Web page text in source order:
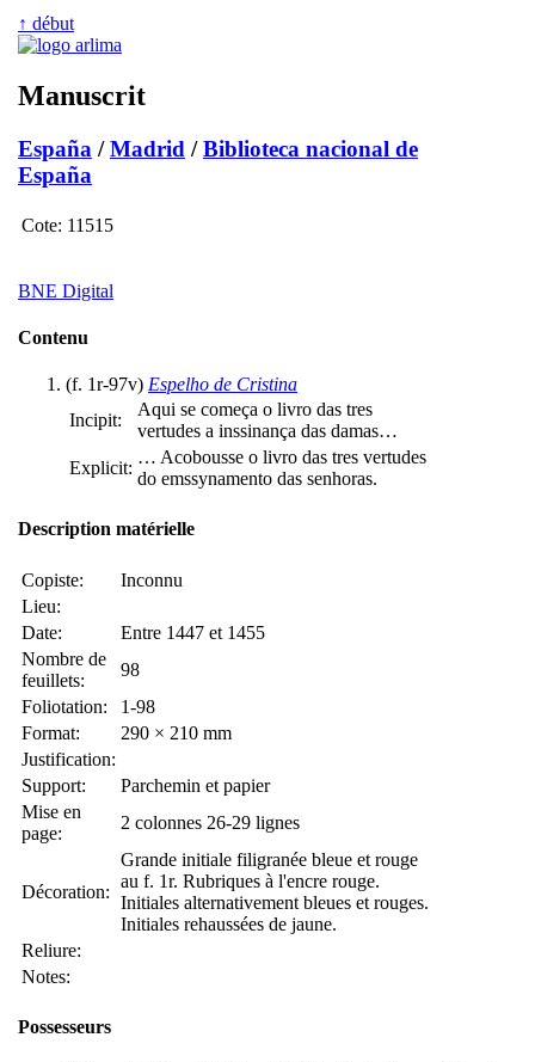
↑ début
Manuscrit
España /Madrid /Biblioteca nacional de
España
Cote: 11515
BNE Digital
Contenu
(f. 1r-97v) Espelho de Cristina
Incipit:
Aqui se começa o livro das tres
vertudes a inssinança das damas…
Explicit:
… Acobousse o livro das tres vertudes
do emssynamento das senhoras.
Description matérielle
Copiste:
Inconnu
Lieu:
Date:
Entre 1447 et 1455
Nombre de
feuillets:
98
Foliotation:
1-98
Format:
290 × 210 mm
Justification:
Support:
Parchemin et papier
Mise en
page:
2 colonnes 26-29 lignes
Décoration:
Grande initiale filigranée bleue et rouge
au f. 1r. Rubriques à l'encre rouge.
Initiales alternativement bleues et rouges.
Initiales rehaussées de jaune.
Reliure:
Notes:
Possesseurs